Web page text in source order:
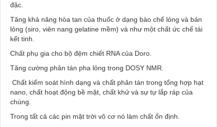
đặc.
Tăng khả năng hòa tan của thuốc ở dạng bào chế lỏng và bán
lỏng (siro, viên nang gelatine mềm) và như một chất ức chế tái
kết tinh.
Chất phụ gia cho bộ đệm chiết RNA của Doro.
Tăng cường phân tán pha lỏng trong DOSY NMR.
Chất kiểm soát hình dạng và chất phân tán trong tổng hợp hạt
nano, chất hoạt động bề mặt, chất khử và sự tự lắp ráp của
chúng.
Trong tất cả các pin mặt trời vô cơ nó làm chất ổn định.